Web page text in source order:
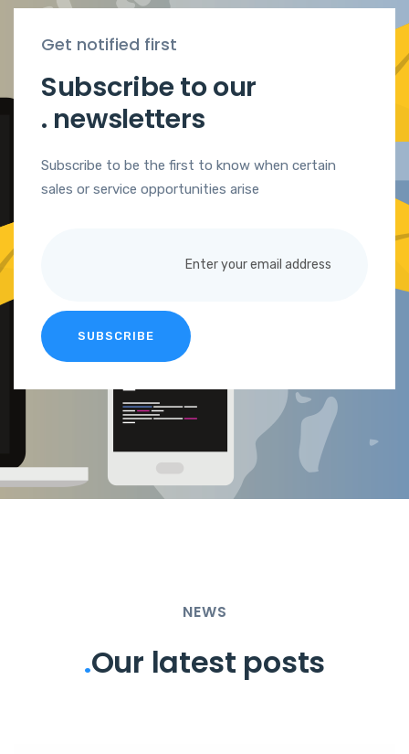
Get notified first
Subscribe to our
newsletters
.
Subscribe to be the first to know when certain
sales or service opportunities arise
SUBSCRIBE
NEWS
Our latest posts
.